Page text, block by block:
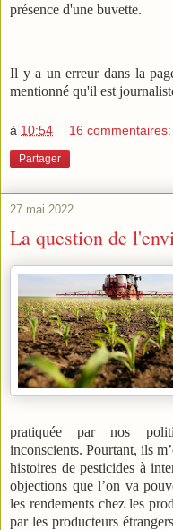
présence d'une buvette.
Il y a un erreur dans la
mentionné qu'il est
à 10:54 16 commentaires:
Partager
27 mai 2022
La question de
pratiquée par nos
inconscients. Pourtant, ils
histoires de pesticides à
objections que l’on va
les rendements chez les
par les producteurs